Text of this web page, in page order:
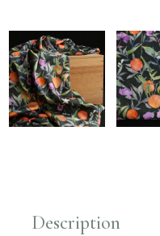
Description